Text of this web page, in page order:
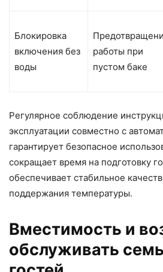
Блокировка
включения без
воды
работы при
пустом баке
Регулярное соблюдение
эксплуатации совместно с
гарантирует безопасное
сокращает время на подготовку
обеспечивает стабильное
поддержания температуры.
Вместимость и
обслуживать